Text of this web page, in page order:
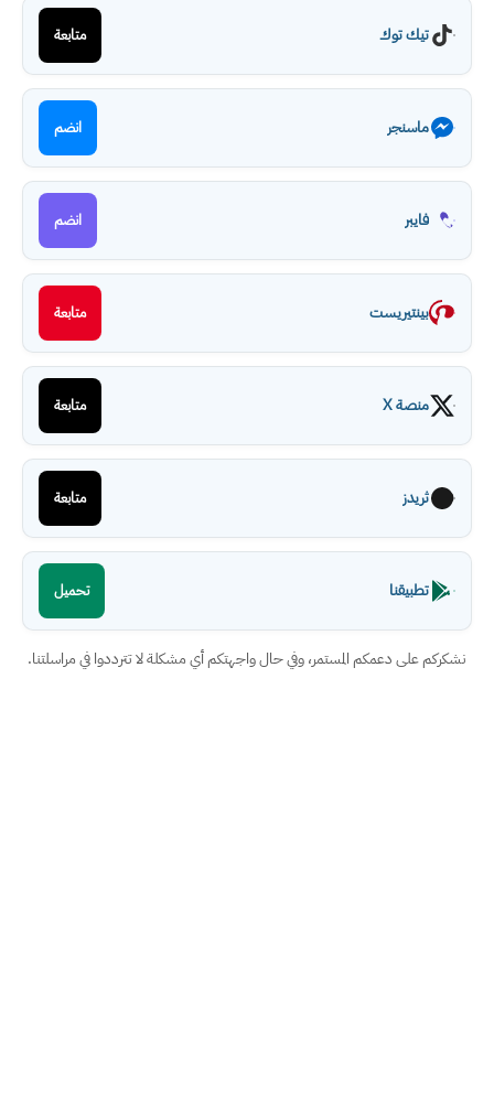
تيك توك متابعة
ماسنجر انضم
فايبر انضم
بينتيريست متابعة
منصة X متابعة
ثريدز متابعة
تطبيقنا تحميل
نشكركم على دعمكم المستمر، وفي حال واجهتكم أي مشكلة لا تترددوا في مراسلتنا.